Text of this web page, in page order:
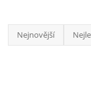
Nejnovější